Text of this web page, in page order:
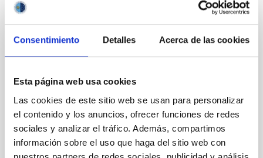
Consentimiento Detalles Acerca de las cookies
Esta página web usa cookies
Las cookies de este sitio web se usan para personalizar
el contenido y los anuncios, ofrecer funciones de redes
sociales y analizar el tráfico. Además, compartimos
información sobre el uso que haga del sitio web con
TIP II - Tenerife Infrared Polarimeter II
(construido por el IAC para el telescopio VTT del
control. Está instalado en el telescopio solar GREGOR
espectrógrafo GRIS.
Cerrado